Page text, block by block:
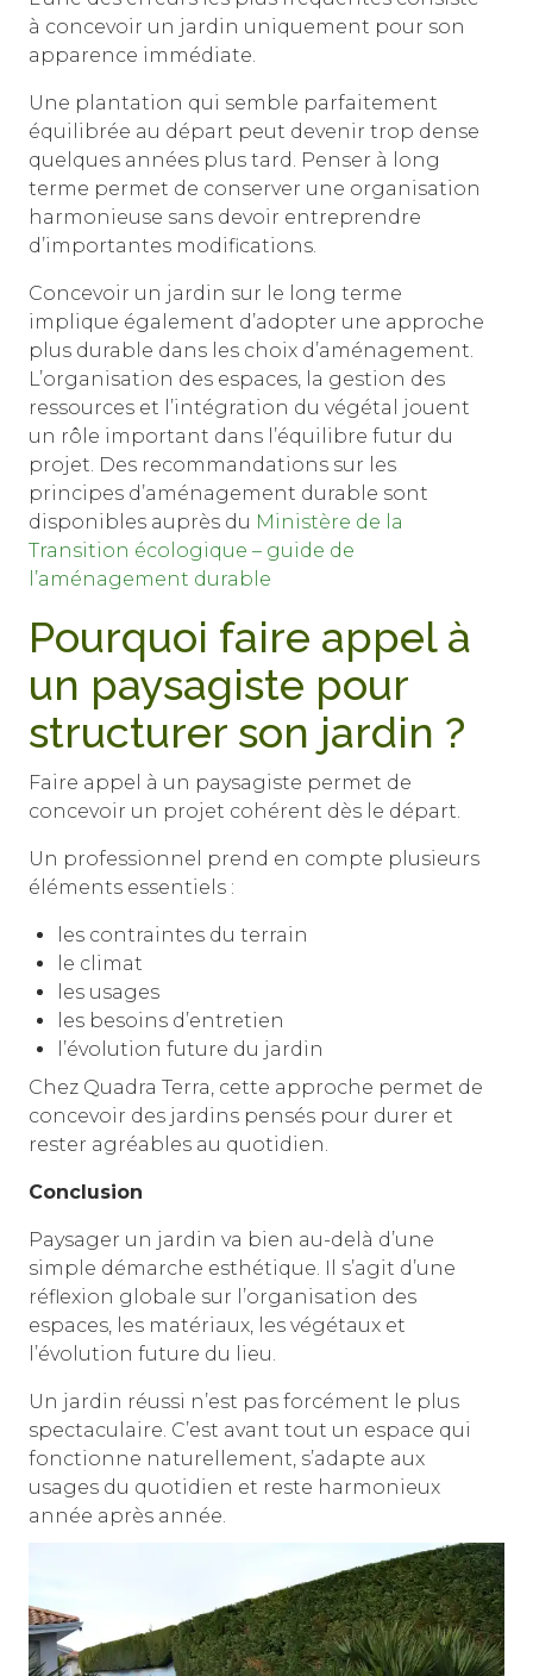
à concevoir un jardin uniquement pour son
apparence immédiate.
Une plantation qui semble parfaitement
équilibrée au départ peut devenir trop dense
quelques années plus tard. Penser à long
terme permet de conserver une organisation
harmonieuse sans devoir entreprendre
d’importantes modifications.
Concevoir un jardin sur le long terme
implique également d’adopter une approche
plus durable dans les choix d’aménagement.
L’organisation des espaces, la gestion des
ressources et l’intégration du végétal jouent
un rôle important dans l’équilibre futur du
projet. Des recommandations sur les
principes d’aménagement durable sont
disponibles auprès du Ministère de la
Transition écologique – guide de
l’aménagement durable
Pourquoi faire appel à
un paysagiste pour
structurer son jardin ?
Faire appel à un paysagiste permet de
concevoir un projet cohérent dès le départ.
Un professionnel prend en compte plusieurs
éléments essentiels :
les contraintes du terrain
le climat
les usages
les besoins d’entretien
l’évolution future du jardin
Chez Quadra Terra, cette approche permet de
concevoir des jardins pensés pour durer et
rester agréables au quotidien.
Conclusion
Paysager un jardin va bien au-delà d’une
simple démarche esthétique. Il s’agit d’une
réflexion globale sur l’organisation des
espaces, les matériaux, les végétaux et
l’évolution future du lieu.
Un jardin réussi n’est pas forcément le plus
spectaculaire. C’est avant tout un espace qui
fonctionne naturellement, s’adapte aux
usages du quotidien et reste harmonieux
année après année.